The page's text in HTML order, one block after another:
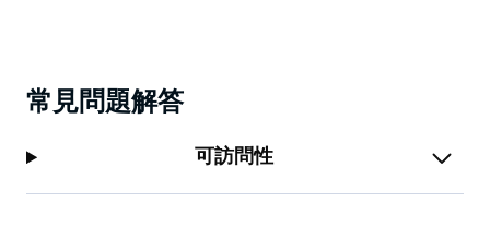
常見問題解答
可訪問性